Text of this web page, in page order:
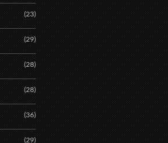
(23)
(29)
(28)
(28)
(36)
(29)